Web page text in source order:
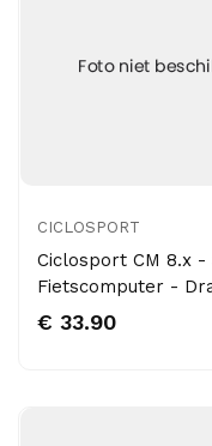
CICLOSPORT
Ciclosport CM 8.x
Fietscomputer -
€ 33.90